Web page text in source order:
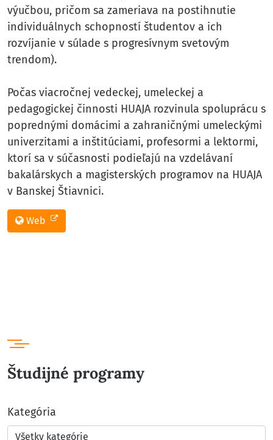
výučbou, pričom sa zameriava na postihnutie
individuálnych schopností študentov a ich
rozvíjanie v súlade s progresívnym svetovým
trendom).
Počas viacročnej vedeckej, umeleckej a
pedagogickej činnosti HUAJA rozvinula spoluprácu s
poprednými domácimi a zahraničnými umeleckými
univerzitami a inštitúciami, profesormi a lektormi,
ktorí sa v súčasnosti podieľajú na vzdelávaní
bakalárskych a magisterských programov na HUAJA
v Banskej Štiavnici.
Web
Študijné programy
Kategória